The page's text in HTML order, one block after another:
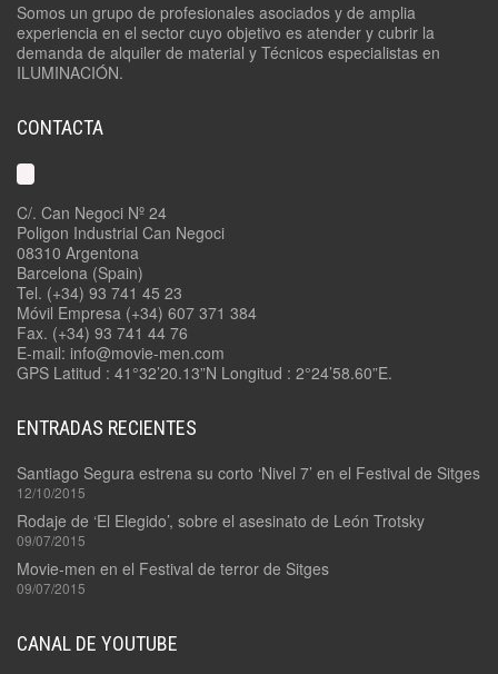
Somos un grupo de profesionales asociados y de amplia
experiencia en el sector cuyo objetivo es atender y cubrir la
demanda de alquiler de material y Técnicos especialistas en
ILUMINACIÓN.
CONTACTA
C/. Can Negoci Nº 24
Poligon Industrial Can Negoci
08310 Argentona
Barcelona (Spain)
Tel. (+34) 93 741 45 23
Móvil Empresa (+34) 607 371 384
Fax. (+34) 93 741 44 76
E-mail: info@movie-men.com
GPS Latitud : 41°32’20.13”N Longitud : 2°24’58.60”E.
ENTRADAS RECIENTES
Santiago Segura estrena su corto ‘Nivel 7’ en el Festival de Sitges
12/10/2015
Rodaje de ‘El Elegido’, sobre el asesinato de León Trotsky
09/07/2015
Movie-men en el Festival de terror de Sitges
09/07/2015
CANAL DE YOUTUBE